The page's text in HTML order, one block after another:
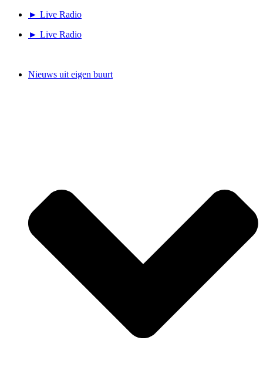
► Live Radio
► Live Radio
Nieuws uit eigen buurt